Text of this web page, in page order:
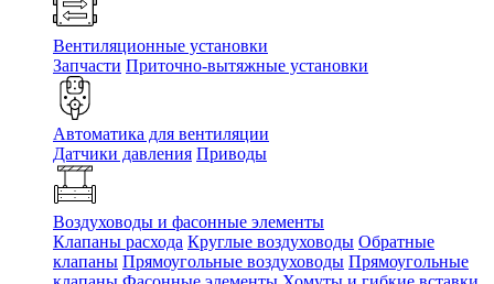
Вентиляционные установки
Запчасти Приточно-вытяжные установки
Автоматика для вентиляции
Датчики давления Приводы
Воздуховоды и фасонные элементы
Клапаны расхода Круглые воздуховоды Обратные
клапаны Прямоугольные воздуховоды Прямоугольные